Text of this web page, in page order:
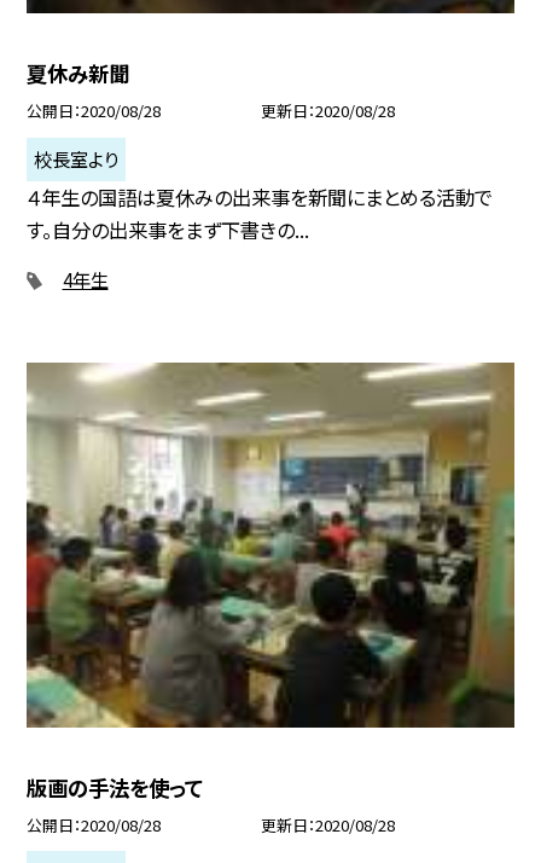
夏休み新聞
公開日 2020/08/28 更新日 2020/08/28
校長室より
４年生の国語は夏休みの出来事を新聞にまとめる活動で
す。自分の出来事をまず下書きの...
4年生
版画の手法を使って
公開日 2020/08/28 更新日 2020/08/28